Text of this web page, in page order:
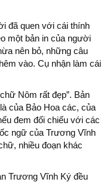
đã quen với cái thính
một bản in của người
nên bỏ, những câu
vào. Cụ nhận làm cái
Nôm rất đẹp”. Bản
của Bảo Hoa các, của
đem đối chiếu với các
ngữ của Trương Vĩnh
nhiều đoạn khác
Trương Vĩnh Ký đều